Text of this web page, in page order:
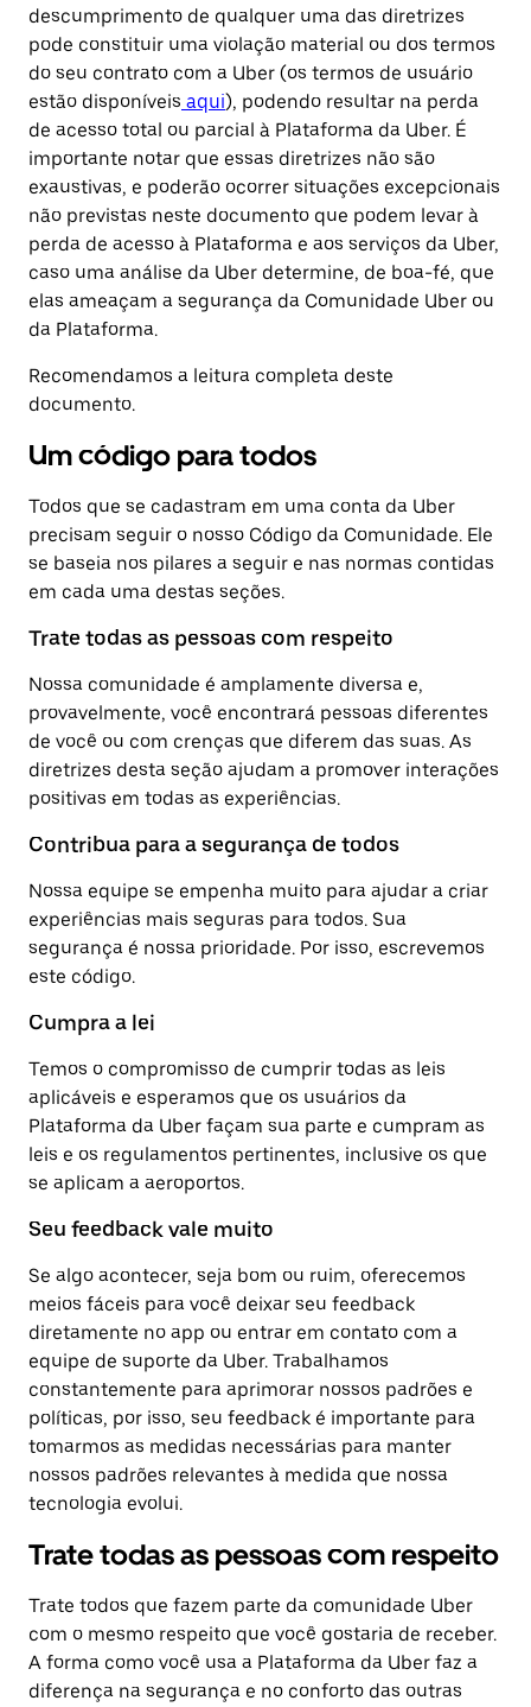
descumprimento de qualquer uma das diretrizes
pode constituir uma violação material ou dos termos
do seu contrato com a Uber (os termos de usuário
estão disponíveis aqui), podendo resultar na perda
de acesso total ou parcial à Plataforma da Uber. É
importante notar que essas diretrizes não são
exaustivas, e poderão ocorrer situações excepcionais
não previstas neste documento que podem levar à
perda de acesso à Plataforma e aos serviços da Uber,
caso uma análise da Uber determine, de boa-fé, que
elas ameaçam a segurança da Comunidade Uber ou
da Plataforma.
Recomendamos a leitura completa deste
documento.
Um código para todos
Todos que se cadastram em uma conta da Uber
precisam seguir o nosso Código da Comunidade. Ele
se baseia nos pilares a seguir e nas normas contidas
em cada uma destas seções.
Trate todas as pessoas com respeito
Nossa comunidade é amplamente diversa e,
provavelmente, você encontrará pessoas diferentes
de você ou com crenças que diferem das suas. As
diretrizes desta seção ajudam a promover interações
positivas em todas as experiências.
Contribua para a segurança de todos
Nossa equipe se empenha muito para ajudar a criar
experiências mais seguras para todos. Sua
segurança é nossa prioridade. Por isso, escrevemos
este código.
Cumpra a lei
Temos o compromisso de cumprir todas as leis
aplicáveis e esperamos que os usuários da
Plataforma da Uber façam sua parte e cumpram as
leis e os regulamentos pertinentes, inclusive os que
se aplicam a aeroportos.
Seu feedback vale muito
Se algo acontecer, seja bom ou ruim, oferecemos
meios fáceis para você deixar seu feedback
diretamente no app ou entrar em contato com a
equipe de suporte da Uber. Trabalhamos
constantemente para aprimorar nossos padrões e
políticas, por isso, seu feedback é importante para
tomarmos as medidas necessárias para manter
nossos padrões relevantes à medida que nossa
tecnologia evolui.
Trate todas as pessoas com respeito
Trate todos que fazem parte da comunidade Uber
com o mesmo respeito que você gostaria de receber.
A forma como você usa a Plataforma da Uber faz a
diferença na segurança e no conforto das outras